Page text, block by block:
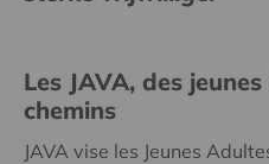
Les JAVA, des
chemins
JAVA vise les Jeunes